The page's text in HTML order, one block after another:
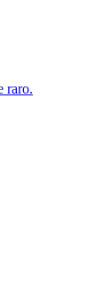
raro.